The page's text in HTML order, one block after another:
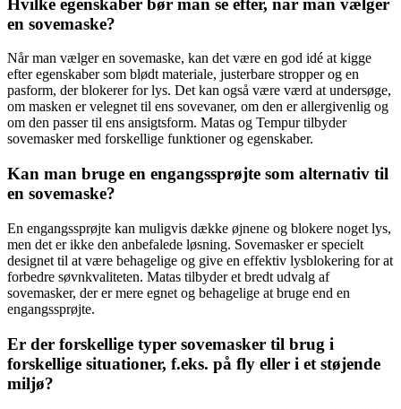
Hvilke egenskaber bør man se efter, når man vælger
en sovemaske?
Når man vælger en sovemaske, kan det være en god idé at kigge
efter egenskaber som blødt materiale, justerbare stropper og en
pasform, der blokerer for lys. Det kan også være værd at undersøge,
om masken er velegnet til ens sovevaner, om den er allergivenlig og
om den passer til ens ansigtsform. Matas og Tempur tilbyder
sovemasker med forskellige funktioner og egenskaber.
Kan man bruge en engangssprøjte som alternativ til
en sovemaske?
En engangssprøjte kan muligvis dække øjnene og blokere noget lys,
men det er ikke den anbefalede løsning. Sovemasker er specielt
designet til at være behagelige og give en effektiv lysblokering for at
forbedre søvnkvaliteten. Matas tilbyder et bredt udvalg af
sovemasker, der er mere egnet og behagelige at bruge end en
engangssprøjte.
Er der forskellige typer sovemasker til brug i
forskellige situationer, f.eks. på fly eller i et støjende
miljø?